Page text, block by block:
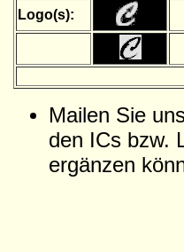
Logo(s):
Mailen Sie
den ICs bzw.
ergänzen